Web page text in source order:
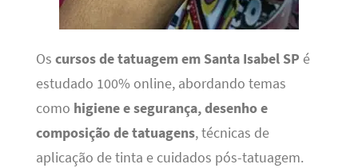
Os cursos de tatuagem em Santa Isabel SP é
estudado 100% online, abordando temas
como higiene e segurança, desenho e
composição de tatuagens, técnicas de
aplicação de tinta e cuidados pós-tatuagem.